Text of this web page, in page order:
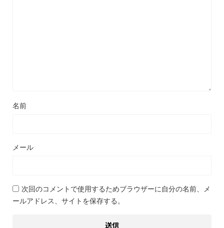
名前
メール
次回のコメントで使用するためブラウザーに自分の名前、メ
ールアドレス、サイトを保存する。